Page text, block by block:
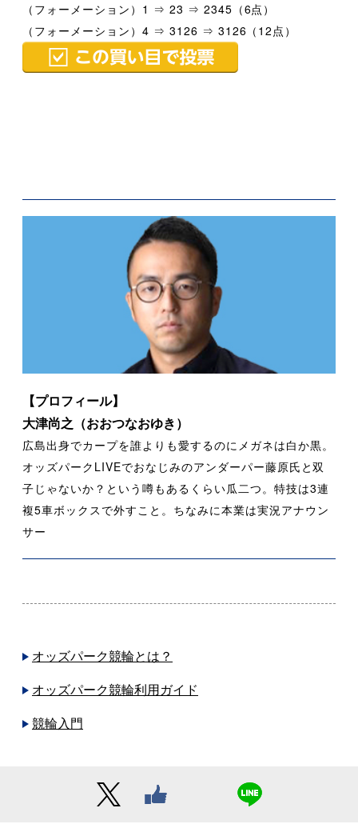
（フォーメーション）1 ⇒ 23 ⇒ 2345（6点）
（フォーメーション）4 ⇒ 3126 ⇒ 3126（12点）
【プロフィール】
大津尚之（おおつなおゆき）
広島出身でカープを誰よりも愛するのにメガネは白か黒。
オッズパーク LIVEでおなじみのアンダーパー藤原氏と双
子じゃないか？という噂もあるくらい瓜二つ。 特技は3連
複5車ボックスで外すこと。ちなみに本業は実況アナウン
サー
オッズパーク競輪とは？
オッズパーク競輪利用ガイド
競輪入門